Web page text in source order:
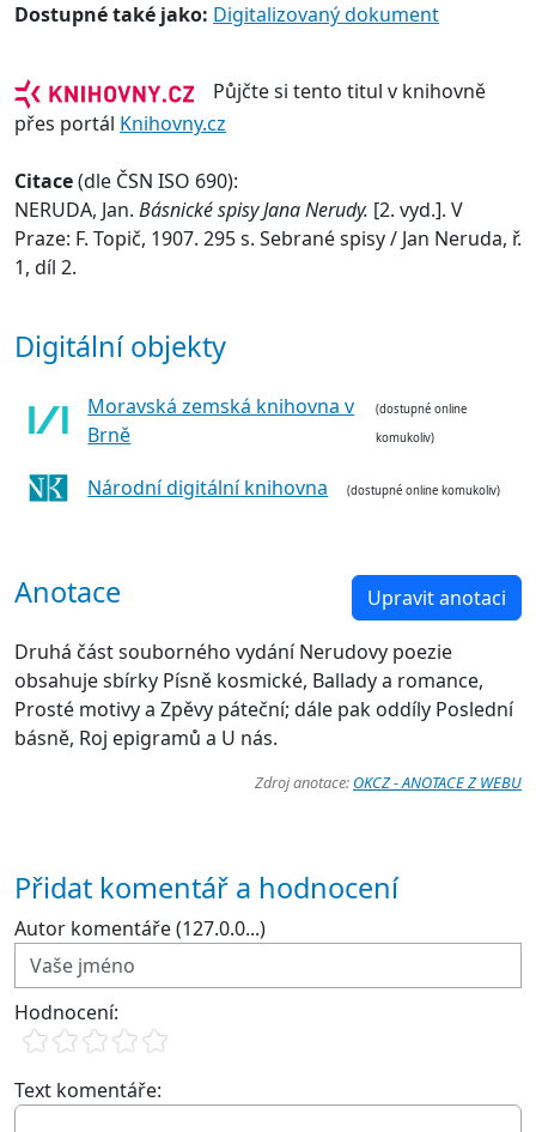
Dostupné také jako: Digitalizovaný dokument
Půjčte si tento titul v knihovně
přes portál Knihovny.cz
Citace(dle ČSN ISO 690):
NERUDA, Jan. Básnické spisy Jana Nerudy. [2. vyd.]. V
Praze: F. Topič, 1907. 295 s. Sebrané spisy / Jan Neruda, ř.
1, díl 2.
Digitální objekty
Moravská zemská knihovna v
Brně
(dostupné online
komukoliv)
Národní digitální knihovna (dostupné online komukoliv)
Anotace Upravit anotaci
Druhá část souborného vydání Nerudovy poezie
obsahuje sbírky Písně kosmické, Ballady a romance,
Prosté motivy a Zpěvy páteční; dále pak oddíly Poslední
básně, Roj epigramů a U nás.
Zdroj anotace: OKCZ - ANOTACE Z WEBU
Přidat komentář a hodnocení
Autor komentáře (127.0.0...)
Hodnocení:
Text komentáře: